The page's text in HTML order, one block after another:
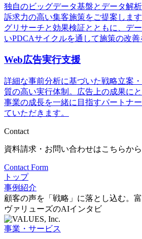
独自のビッグデータ基盤とデータ解
訴求力の高い集客施策をご提案しま
グリサーチと効果検証とともに、デ
いPDCAサイクルを通して施策の改善
Web広告実行支援
詳細な事前分析に基づいた戦略立案
質の高い実行体制。広告上の成果に
事業の成長を一緒に目指すパートナ
ていただきます。
Contact
資料請求・お問い合わせはこちらから
Contact Form
トップ
事例紹介
顧客の声を「戦略」に落とし込む。
ヴァリューズのAIインタビ
事業・サービス